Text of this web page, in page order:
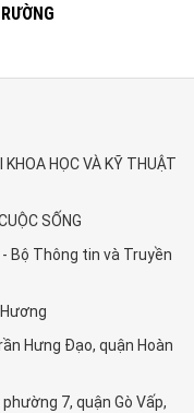
KHOA HỌC VÀ KỸ THUẬT
SỐNG
Bộ Thông tin và Truyền
Hưng Đạo, quận Hoàn
7, quận Gò Vấp,